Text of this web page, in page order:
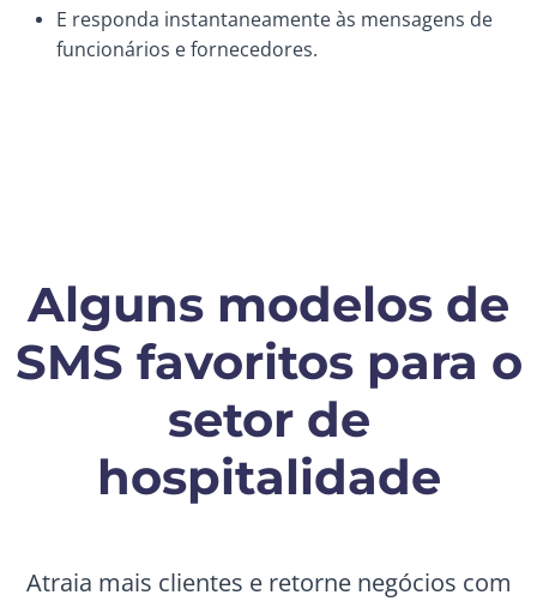
E responda instantaneamente às mensagens de
funcionários e fornecedores.
Alguns modelos de
SMS favoritos para o
setor de
hospitalidade
Atraia mais clientes e retorne negócios com